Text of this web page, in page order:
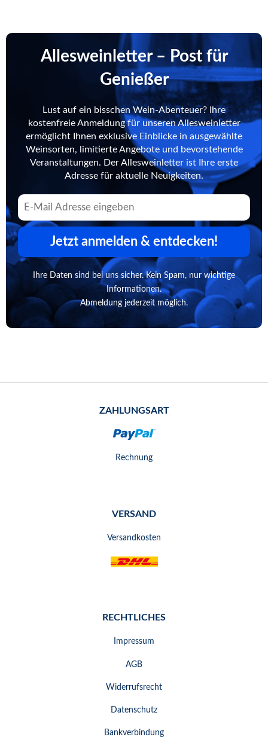
Allesweinletter – Post für
Genießer
Lust auf ein bisschen Wein-Abenteuer? Ihre
kostenfreie Anmeldung für unseren Allesweinletter
ermöglicht Ihnen exklusive Einblicke in ausgewählte
Weinsorten, limitierte Angebote und bevorstehende
Veranstaltungen. Der Allesweinletter ist Ihre erste
Adresse für aktuelle Neuigkeiten.
Jetzt anmelden & entdecken!
Ihre Daten sind bei uns sicher. Kein Spam, nur wichtige
Informationen.
Abmeldung jederzeit möglich.
ZAHLUNGSART
Rechnung
VERSAND
Versandkosten
RECHTLICHES
Impressum
AGB
Widerrufsrecht
Datenschutz
Bankverbindung